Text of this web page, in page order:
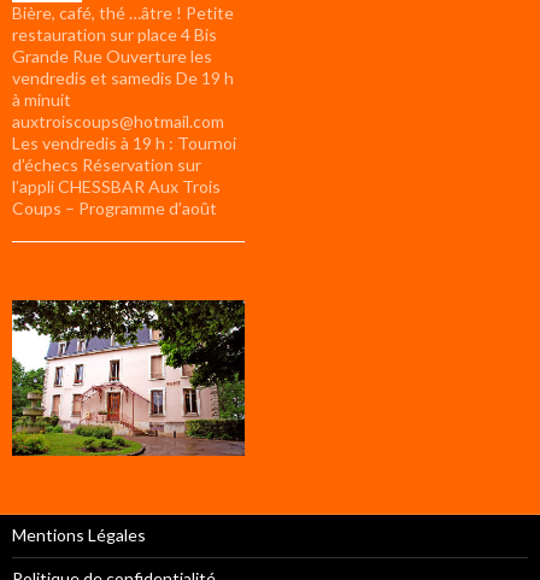
Bière, café, thé …âtre ! Petite
restauration sur place 4 Bis
Grande Rue Ouverture les
vendredis et samedis De 19 h
à minuit
auxtroiscoups@hotmail.com
Les vendredis à 19 h : Tournoi
d’échecs Réservation sur
l’appli CHESSBAR Aux Trois
Coups – Programme d’août
Mentions Légales